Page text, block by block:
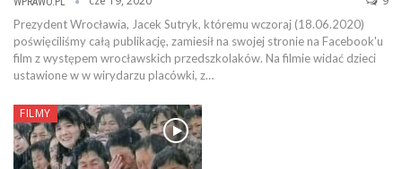
Prezydent Wrocławia, Jacek Sutryk, któremu wczoraj (18.06.2020)
poświęciliśmy całą publikację, zamiesił na swojej stronie na Facebook'u
film z występem wrocławskich przedszkolaków. Na filmie widać dzieci
ustawione w w wirydarzu placówki, z…
FILMY